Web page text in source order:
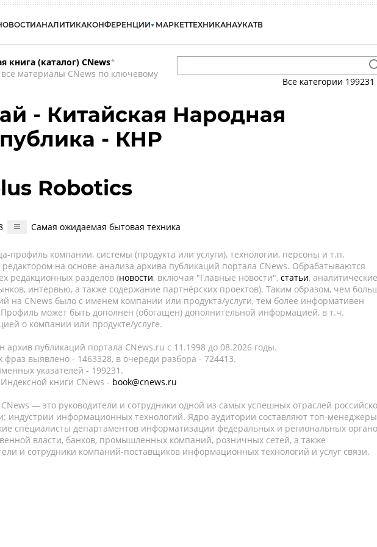
АНАЛИТИКАКОНФЕРЕНЦИИ МАРКЕТТЕХНИКАНАУКАТВ
книга (каталог) CNews*
материалы CNews по ключевому
Все категории 199231
- Китайская Народная
- КНР
Robotics
Самая ожидаемая бытовая техника
профиль компании, системы (продукта или услуги), технологии, персоны и т.п.
редактором на основе анализа архива публикаций портала CNews. Обрабатываются
редакционных разделов (новости, включая "Главные новости", статьи, аналитические
интервью, а также содержание партнёрских проектов). Таким образом, чем
на CNews было с именем компании или продукта/услуги, тем более информативен
может быть дополнен (обогащен) дополнительной информацией, в т.ч.
о компании или продукте/услуге.
архив публикаций портала CNews.ru c 11.1998 до 08.2026 годы.
выявлено - 1463328, в очереди разбора - 724413.
указателей - 199231.
книги CNews - book@cnews.ru
— это руководители и сотрудники одной из самых успешных отраслей
индустрии информационных технологий. Ядро аудитории составляют топ-
специалисты департаментов информатизации федеральных и региональных
власти, банков, промышленных компаний, розничных сетей, а также
и сотрудники компаний-поставщиков информационных технологий и услуг связи.